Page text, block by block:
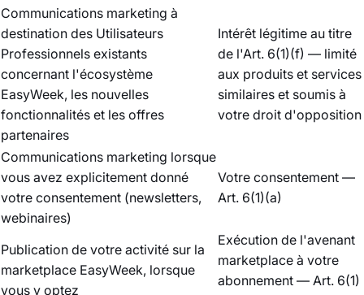
Communications marketing à
destination des Utilisateurs
Professionnels existants
concernant l'écosystème
EasyWeek, les nouvelles
fonctionnalités et les offres
partenaires
Intérêt légitime au titre
de l'Art. 6(1)(f) — limité
aux produits et services
similaires et soumis à
votre droit d'opposition
Communications marketing lorsque
vous avez explicitement donné
votre consentement (newsletters,
webinaires)
Votre consentement —
Art. 6(1)(a)
Publication de votre activité sur la
marketplace EasyWeek, lorsque
vous y optez
Exécution de l'avenant
marketplace à votre
abonnement — Art. 6(1)